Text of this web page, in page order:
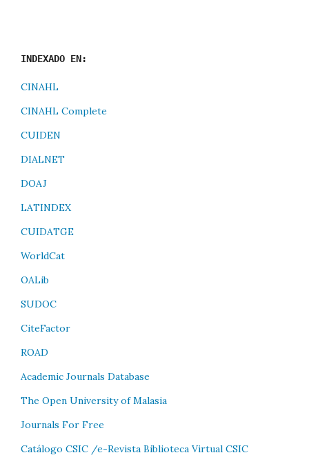
INDEXADO EN:
CINAHL
CINAHL Complete
CUIDEN
DIALNET
DOAJ
LATINDEX
CUIDATGE
WorldCat
OALib
SUDOC
CiteFactor
ROAD
Academic Journals Database
The Open University of Malasia
Journals For Free
Catálogo CSIC /e-Revista Biblioteca Virtual CSIC